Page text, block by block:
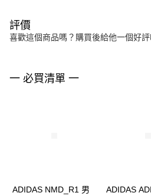
評價
喜歡這個商品嗎？購買後給他一個好評
一 必買清單 一
ADIDAS NMD_R1 男
ADIDAS